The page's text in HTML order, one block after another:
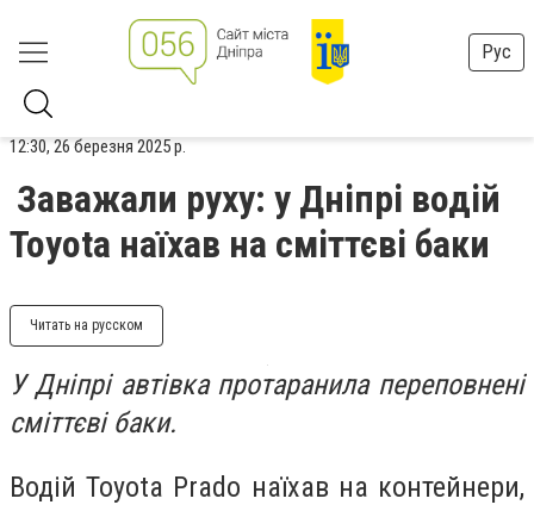
Рус
12:30, 26 березня 2025 р.
Заважали руху: у Дніпрі водій
Toyota наїхав на сміттєві баки
Читать на русском
У Дніпрі автівка протаранила переповнені
сміттєві баки.
Водій Toyota Prado наїхав на контейнери,